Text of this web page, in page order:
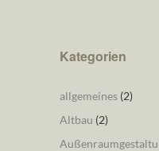
Kategorien
allgemeines(2)
Altbau (2)